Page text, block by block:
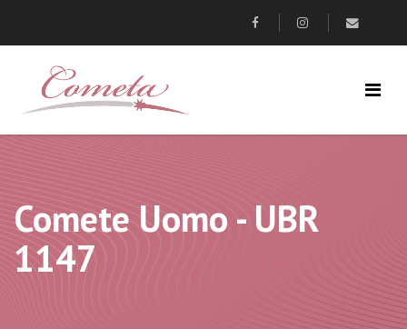
Comete Uomo - UBR
1147